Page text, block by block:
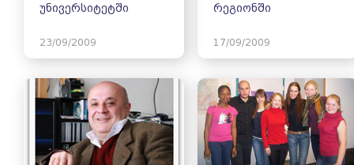
უნივერსიტეტში
23/09/2009
რეგიონში
17/09/2009